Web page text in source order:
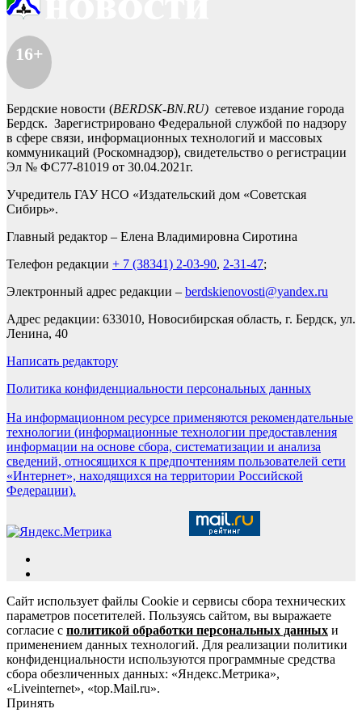
16+
Бердские новости (BERDSK-BN.RU) сетевое издание города
Бердск. Зарегистрировано Федеральной службой по надзору
в сфере связи, информационных технологий и массовых
коммуникаций (Роскомнадзор), свидетельство о регистрации
Эл № ФС77-81019 от 30.04.2021г.
Учредитель ГАУ НСО «Издательский дом «Советская
Сибирь».
Главный редактор – Елена Владимировна Сиротина
Телефон редакции + 7 (38341) 2-03-90, 2-31-47;
Электронный адрес редакции – berdskienovosti@yandex.ru
Адрес редакции: 633010, Новосибирская область, г. Бердск, ул.
Ленина, 40
Написать редактору
Политика конфиденциальности персональных данных
На информационном ресурсе применяются рекомендательные
технологии (информационные технологии предоставления
информации на основе сбора, систематизации и анализа
сведений, относящихся к предпочтениям пользователей сети
«Интернет», находящихся на территории Российской
Федерации).
Сайт использует файлы Cookie и сервисы сбора технических
параметров посетителей. Пользуясь сайтом, вы выражаете
согласие с политикой обработки персональных данных и
применением данных технологий. Для реализации политики
конфиденциальности используются программные средства
сбора обезличенных данных: «Яндекс.Метрика»,
«Liveinternet», «top.Mail.ru».
Принять